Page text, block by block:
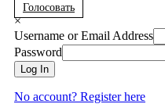
Голосовать
×
Username or Email Address
Password
Log In
No account? Register here